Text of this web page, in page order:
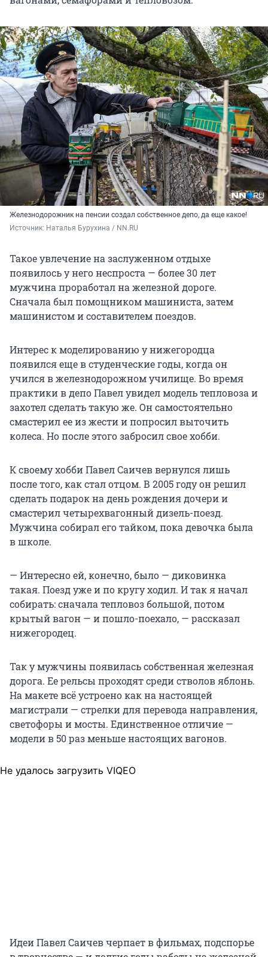
Железнодорожник на пенсии создал собственное депо, да еще какое!
Источник: Наталья Бурухина / NN.RU
Такое увлечение на заслуженном отдыхе
появилось у него неспроста — более 30 лет
мужчина проработал на железной дороге.
Сначала был помощником машиниста, затем
машинистом и составителем поездов.
Интерес к моделированию у нижегородца
появился еще в студенческие годы, когда он
учился в железнодорожном училище. Во время
практики в депо Павел увидел модель тепловоза и
захотел сделать такую же. Он самостоятельно
смастерил ее из жести и попросил выточить
колеса. Но после этого забросил свое хобби.
К своему хобби Павел Саичев вернулся лишь
после того, как стал отцом. В 2005 году он решил
сделать подарок на день рождения дочери и
смастерил четырехвагонный дизель-поезд.
Мужчина собирал его тайком, пока девочка была
в школе.
— Интересно ей, конечно, было — диковинка
такая. Поезд уже и по кругу ходил. И так я начал
собирать: сначала тепловоз большой, потом
крытый вагон — и пошло-поехало, — рассказал
нижегородец.
Так у мужчины появилась собственная железная
дорога. Ее рельсы проходят среди стволов яблонь.
На макете всё устроено как на настоящей
магистрали — стрелки для перевода направления,
светофоры и мосты. Единственное отличие —
модели в 50 раз меньше настоящих вагонов.
Не удалось загрузить VIQEO
Идеи Павел Саичев черпает в фильмах, подспорье